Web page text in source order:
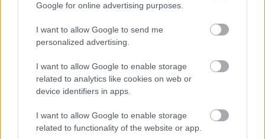
Google for online advertising purposes.
I want to allow Google to send me
personalized advertising.
I want to allow Google to enable storage
related to analytics like cookies on web or
device identifiers in apps.
I want to allow Google to enable storage
related to functionality of the website or app.
Συγκεκριμένα, η σήμανση της τοποθεσίας
εντός των βουνών Ζάγκρος και θαμμένη κάτω από
45–90 μέτρα ασβεστόλιθου και δολομίτη, υπήρξε
κρίσιμο εμπόδιο. Αναφορές ήθελαν τον στόχο